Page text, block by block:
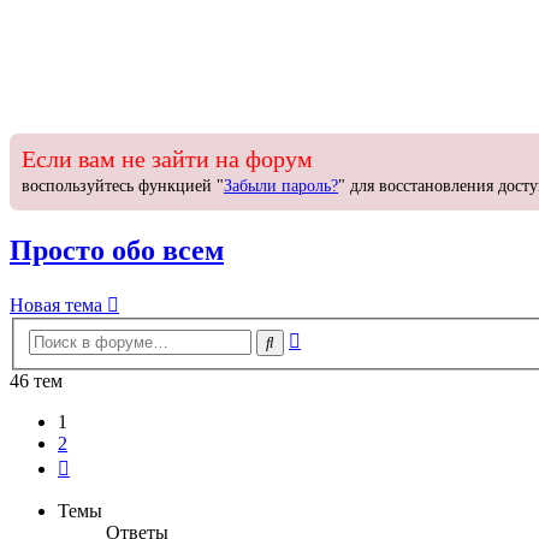
Если вам не зайти на форум
воспользуйтесь функцией "Забыли пароль?" для восстановления
Просто обо всем
Новая
тема
Новая тема
Поиск
46 тем
1
2
Темы
Ответы